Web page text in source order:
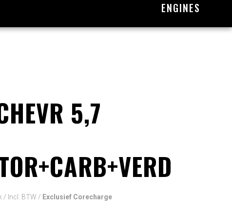
ENGINES
5,7
/ Incl. BTW / Exclusief Corecharge